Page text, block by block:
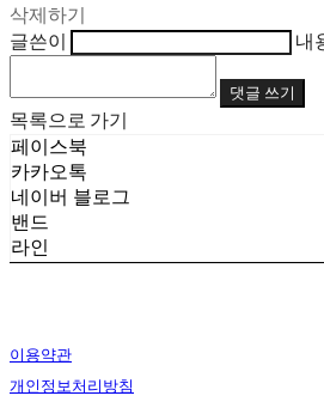
삭제하기
글쓴이
내
댓글 쓰기
목록으로 가기
페이스북
카카오톡
네이버 블로그
밴드
라인
이용약관
개인정보처리방침